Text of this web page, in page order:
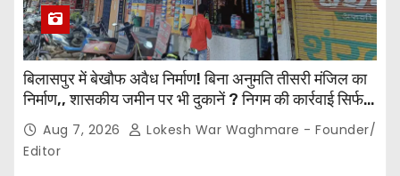
बिलासपुर में बेखौफ अवैध निर्माण! बिना अनुमति तीसरी मंजिल का
निर्माण,, शासकीय जमीन पर भी दुकानें ? निगम की कार्रवाई सिर्फ
नोटिस तक सीमित? मुख्य मार्ग पर नियमों की खुलेआम अनदेखी,
जिम्मेदार अधिकारियों की कार्यप्रणाली पर उठे सवाल…
Aug 7, 2026
Lokesh War Waghmare - Founder/
Editor